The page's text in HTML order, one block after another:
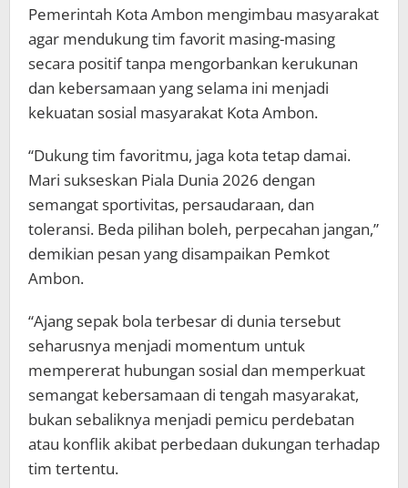
Pemerintah Kota Ambon mengimbau masyarakat
agar mendukung tim favorit masing-masing
secara positif tanpa mengorbankan kerukunan
dan kebersamaan yang selama ini menjadi
kekuatan sosial masyarakat Kota Ambon.
“Dukung tim favoritmu, jaga kota tetap damai.
Mari sukseskan Piala Dunia 2026 dengan
semangat sportivitas, persaudaraan, dan
toleransi. Beda pilihan boleh, perpecahan jangan,”
demikian pesan yang disampaikan Pemkot
Ambon.
“Ajang sepak bola terbesar di dunia tersebut
seharusnya menjadi momentum untuk
mempererat hubungan sosial dan memperkuat
semangat kebersamaan di tengah masyarakat,
bukan sebaliknya menjadi pemicu perdebatan
atau konflik akibat perbedaan dukungan terhadap
tim tertentu.